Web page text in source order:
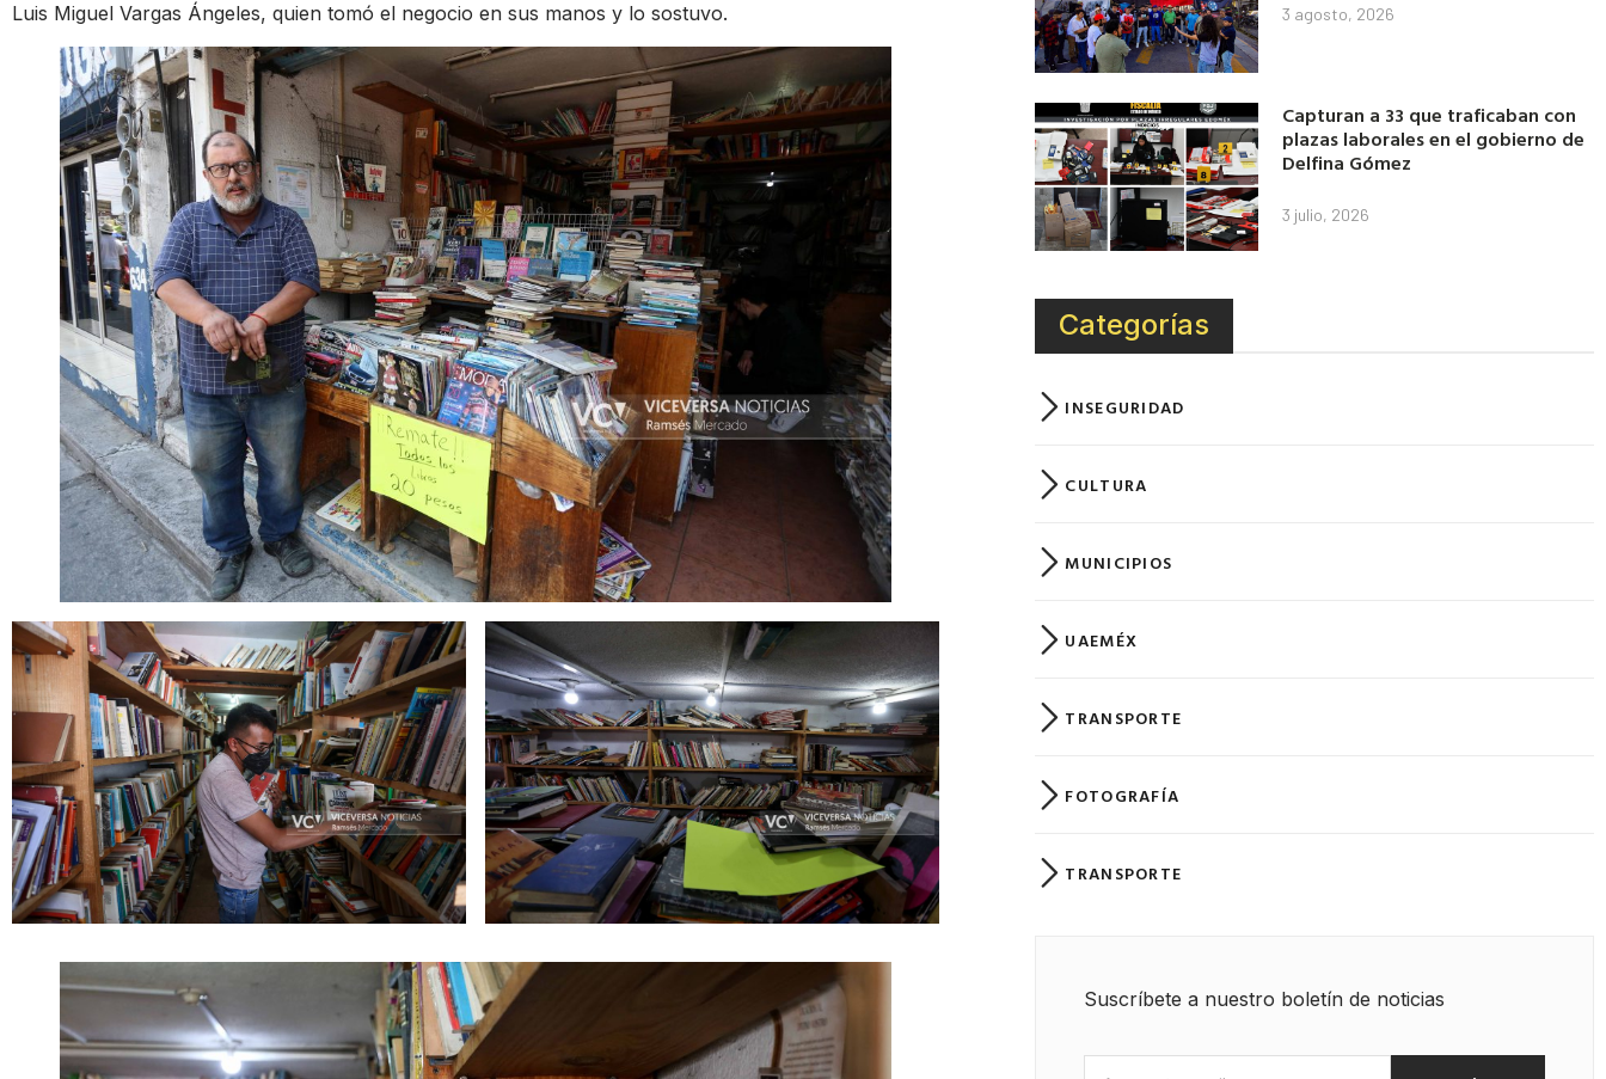
Luis Miguel Vargas Ángeles, quien tomó el negocio en sus manos y lo sostuvo.
3 agosto, 2026
Capturan a 33 que traficaban con
plazas laborales en el gobierno de
Delfina Gómez
3 julio, 2026
Categorías
INSEGURIDAD
CULTURA
MUNICIPIOS
UAEMÉX
TRANSPORTE
FOTOGRAFÍA
TRANSPORTE
Suscríbete a nuestro boletín de noticias